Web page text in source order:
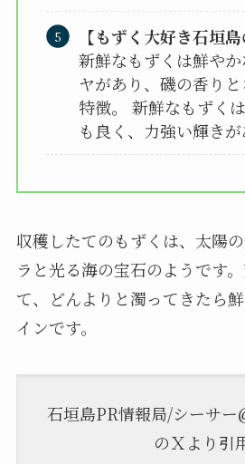
【もずく大好き石垣
新鮮なもずくは鮮や
ヤがあり、磯の香り
特徴。 新鮮なもずく
も良く、力強い輝きが
収穫したてのもずくは、太陽
ラと光る海の宝石のようです
て、どんよりと濁ってきたら
インです。
石垣島PR情報局/シーサ
のＸより引